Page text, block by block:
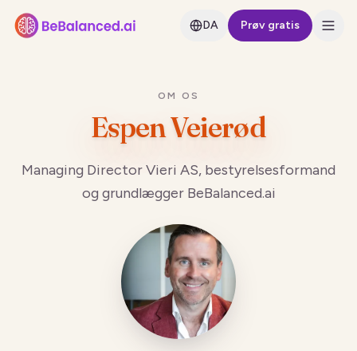
DA Prøv gratis
OM OS
Espen Veierød
Managing Director Vieri AS, bestyrelsesformand
og grundlægger BeBalanced.ai